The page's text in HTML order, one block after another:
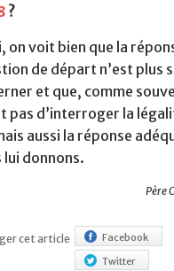
?
on voit bien que la
de départ n’est plus
et que, comme
pas d’interroger la
aussi la réponse
lui donnons.
Père
cet article
Facebook
Twitter